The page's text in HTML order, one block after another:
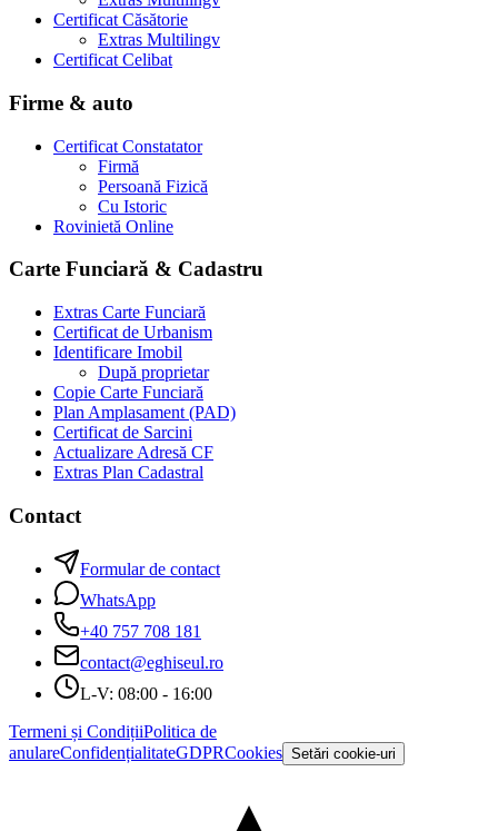
Certificat Căsătorie
Extras Multilingv
Certificat Celibat
Firme & auto
Certificat Constatator
Firmă
Persoană Fizică
Cu Istoric
Rovinietă Online
Carte Funciară & Cadastru
Extras Carte Funciară
Certificat de Urbanism
Identificare Imobil
După proprietar
Copie Carte Funciară
Plan Amplasament (PAD)
Certificat de Sarcini
Actualizare Adresă CF
Extras Plan Cadastral
Contact
Formular de contact
WhatsApp
+40 757 708 181
contact@eghiseul.ro
L-V: 08:00 - 16:00
Termeni și CondițiiPolitica de
anulareConfidențialitateGDPRCookies Setări cookie-uri